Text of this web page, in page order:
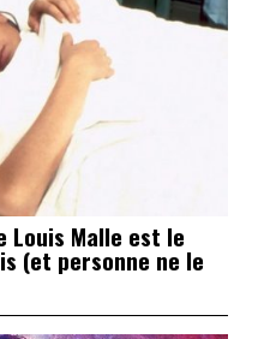
Louis Malle est le
(et personne ne le